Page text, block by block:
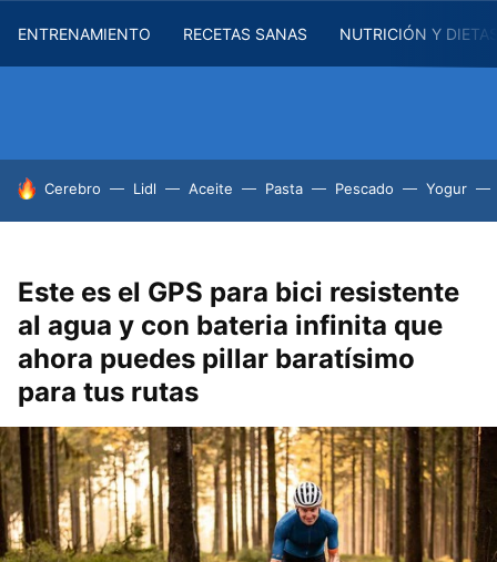
ENTRENAMIENTO RECETAS SANAS NUTRICIÓN Y
HOY SE HABLA DE
Cerebro Lidl Aceite Pasta Pescado Yogur
Este es el GPS para bici resistente
al agua y con bateria infinita que
ahora puedes pillar baratísimo
para tus rutas